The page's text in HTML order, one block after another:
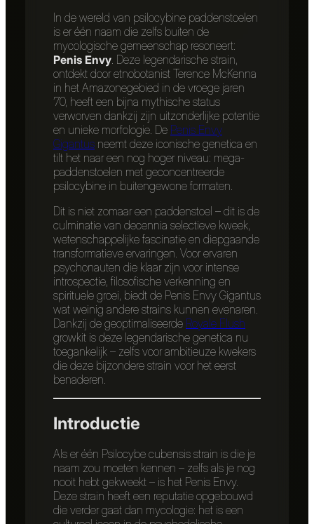
In de wereld van psilocybine paddenstoelen
is er één naam die zelfs buiten de
mycologische gemeenschap resoneert:
Penis Envy . Deze legendarische strain,
ontdekt door etnobotanist Terence McKenna
in het Amazonegebied in de vroege jaren
’70, heeft een bijna mythische status
verworven dankzij zijn uitzonderlijke potentie
en unieke morfologie. De Penis Envy
Gigantus neemt deze iconische genetica en
tilt het naar een nog hoger niveau: mega-
paddenstoelen met geconcentreerde
psilocybine in buitengewone formaten.
Dit is niet zomaar een paddenstoel – dit is de
culminatie van decennia selectieve kweek,
wetenschappelijke fascinatie en diepgaande
transformatieve ervaringen. Voor ervaren
psychonauten die klaar zijn voor intense
introspectie, filosofische verkenning en
spirituele groei, biedt de Penis Envy Gigantus
wat weinig andere strains kunnen evenaren.
Dankzij de geoptimaliseerde Royale Flush
growkit is deze legendarische genetica nu
toegankelijk – zelfs voor ambitieuze kwekers
die deze bijzondere strain voor het eerst
benaderen.
Introductie
Als er één Psilocybe cubensis strain is die je
naam zou moeten kennen – zelfs als je nog
nooit hebt gekweekt – is het Penis Envy.
Deze strain heeft een reputatie opgebouwd
die verder gaat dan mycologie: het is een